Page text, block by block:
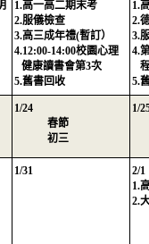
1.高一高二期末考
2.服儀檢查
3.高三成年禮(暫訂）
4.12:00-14:00校園心理
健康讀書會第3次
5.舊書回收
1.
2.
3.
4.
5.
1/24
春節
初三
1/
1/31
2/1
1.
2.